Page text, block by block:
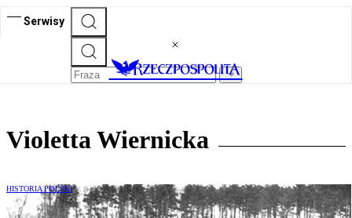
Serwisy
Violetta Wiernicka
HISTORIA POLSKI